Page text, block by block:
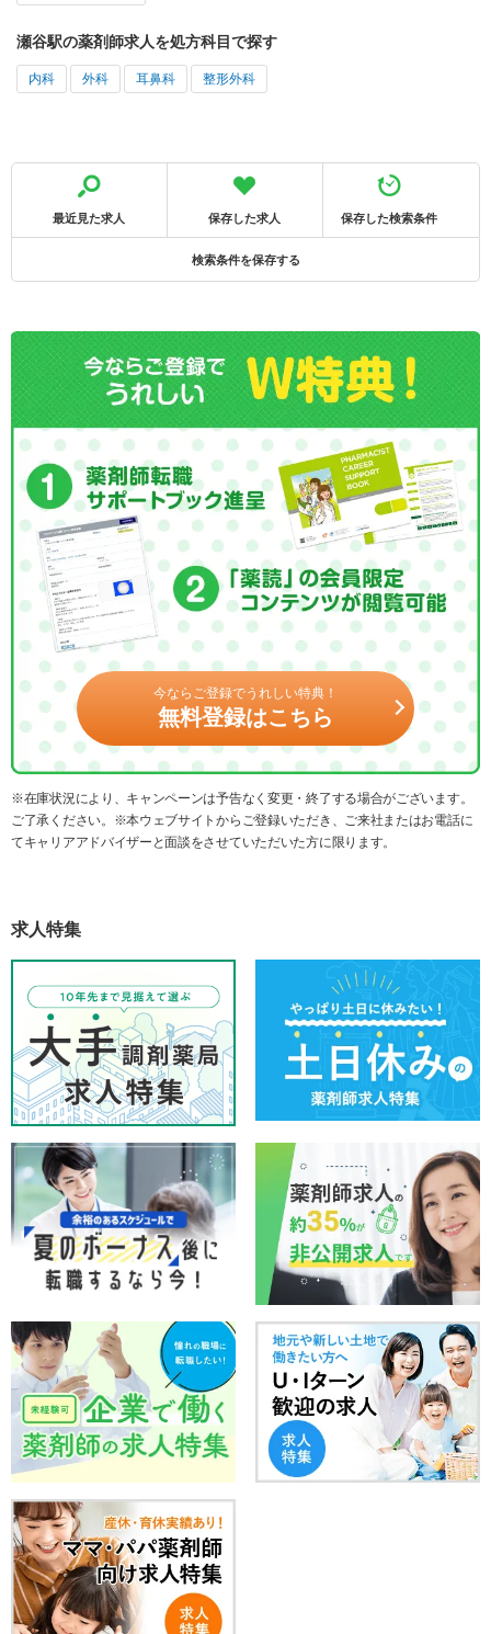
瀬谷駅の薬剤師求人を処方科目で探す
内科 外科 耳鼻科 整形外科
最近見た求人 保存した求人 保存した検索条件
検索条件を保存する
今ならご登録でうれしい特典！
無料登録はこちら
※在庫状況により、キャンペーンは予告なく変更・終了する場合がございます。
ご了承ください。※本ウェブサイトからご登録いただき、ご来社またはお電話に
てキャリアアドバイザーと面談をさせていただいた方に限ります。
求人特集